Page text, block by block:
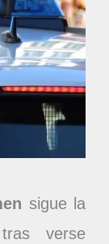
sigue la
verse